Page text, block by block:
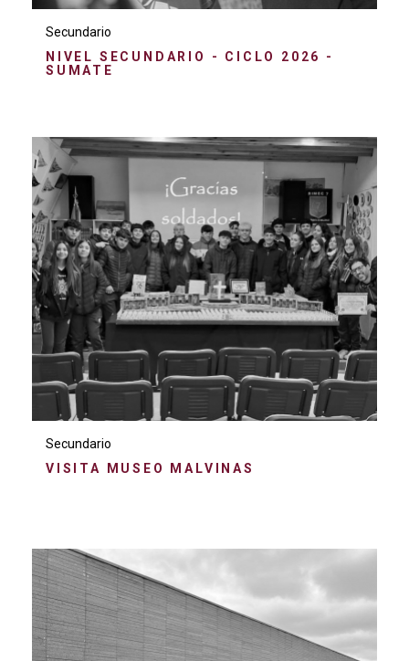
Secundario
NIVEL SECUNDARIO - CICLO 2026 -
SUMATE
Secundario
VISITA MUSEO MALVINAS